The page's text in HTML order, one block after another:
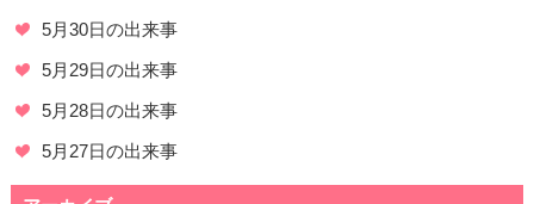
5月30日の出来事
5月29日の出来事
5月28日の出来事
5月27日の出来事